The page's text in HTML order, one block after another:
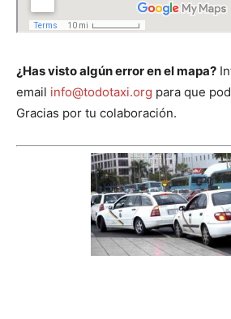
¿Has visto algún error en el mapa?
email info@todotaxi.org para que
Gracias por tu colaboración.